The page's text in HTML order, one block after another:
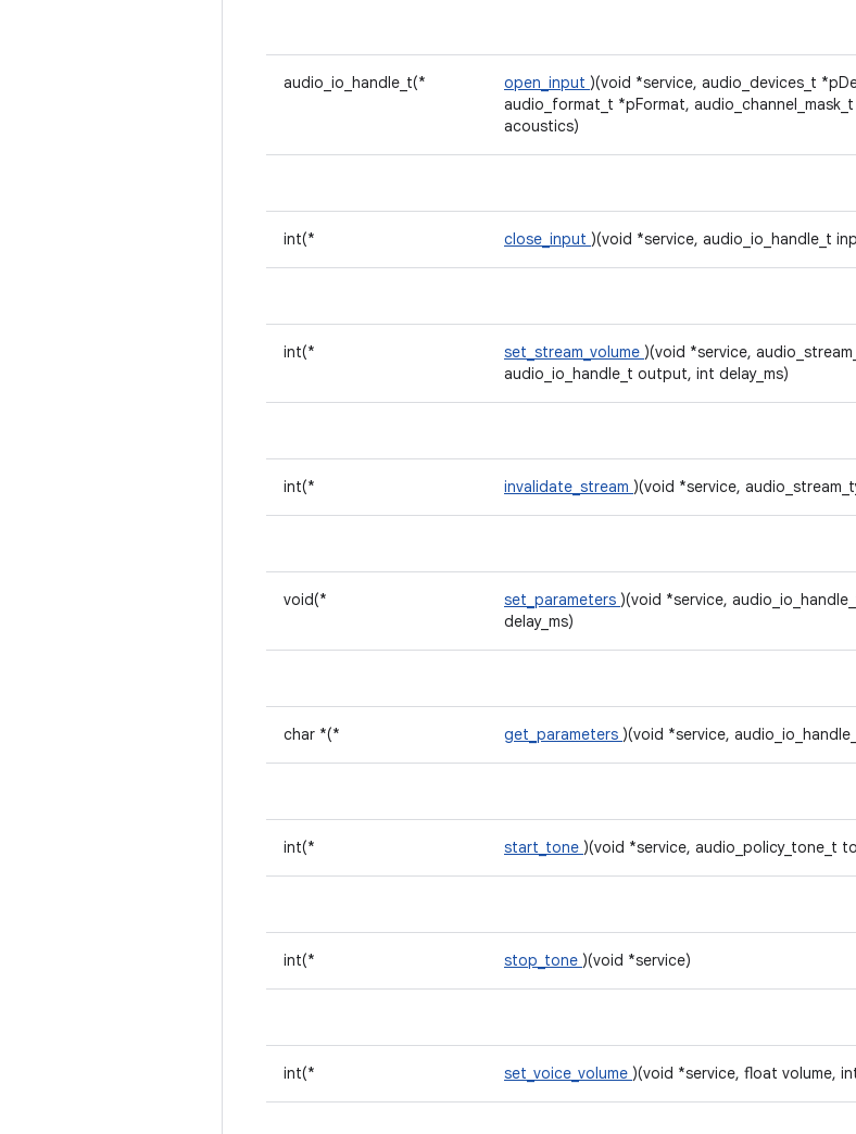
audio_io_handle_t(* open_input )(void *service, audio_devices_t
audio_format_t *pFormat,
acoustics)
int(* close_input )(void *service, audio_io_handle_t
int(* set_stream_volume )(void *service,
audio_io_handle_t output, int delay_ms)
int(* invalidate_stream )(void *service,
void(* set_parameters )(void *service,
delay_ms)
char *(* get_parameters )(void *service,
int(* start_tone )(void *service, audio_policy_tone_t
int(* stop_tone )(void *service)
int(* set_voice_volume )(void *service, float volume,